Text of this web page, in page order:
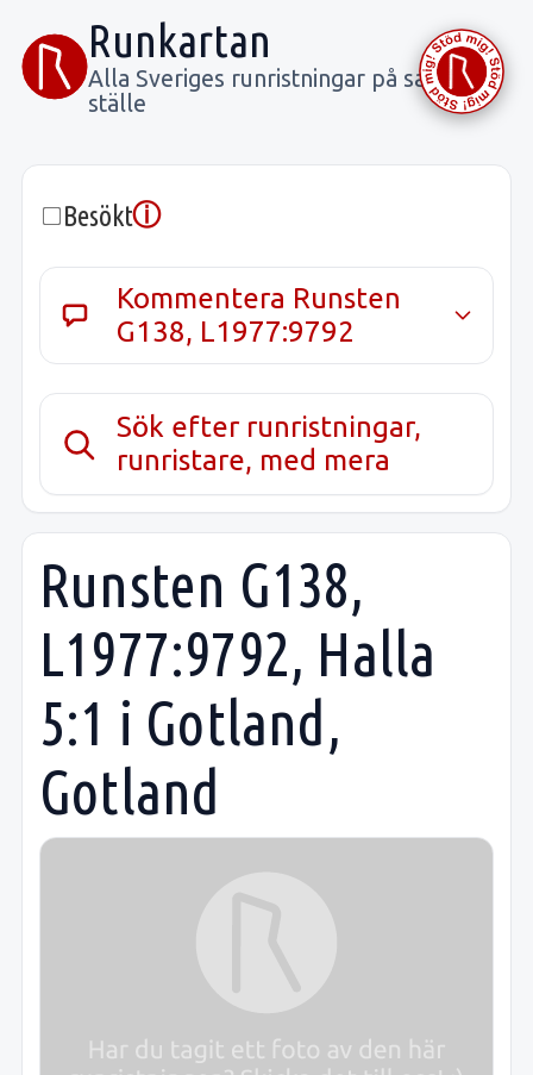
Runkartan
Alla Sveriges runristningar på samma
ställe
Besöktⓘ
Kommentera Runsten
G138, L1977:9792
Sök efter runristningar,
runristare, med mera
Runsten G138,
L1977:9792, Halla
5:1 i Gotland,
Gotland